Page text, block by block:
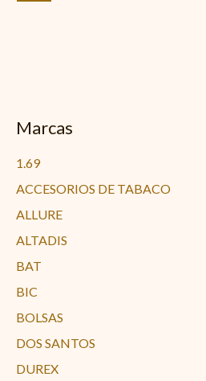
Marcas
1.69
ACCESORIOS DE TABACO
ALLURE
ALTADIS
BAT
BIC
BOLSAS
DOS SANTOS
DUREX